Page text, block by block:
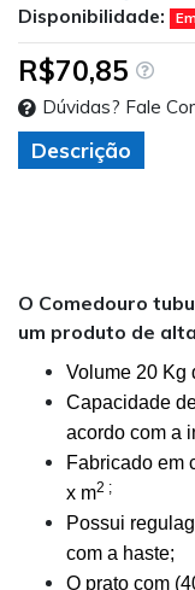
Disponibilidade:
R$70,85
Dúvidas? Fale
Descrição
O Comedouro
um produto de
Volume 20 Kg
Capacidade
acordo com a
Fabricado em
x m2 ;
Possui
com a haste;
O prato com